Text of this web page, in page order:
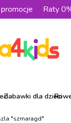
Raty
Zabawki dla dzieci
"szmaragd"